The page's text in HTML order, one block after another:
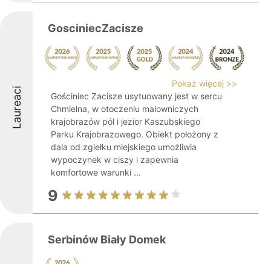
Laureaci
GosciniecZacisze
Pokaż więcej >>
Gościniec Zacisze usytuowany jest w sercu
Chmielna, w otoczeniu malowniczych
krajobrazów pól i jezior Kaszubskiego
Parku Krajobrazowego. Obiekt położony z
dala od zgiełku miejskiego umożliwia
wypoczynek w ciszy i zapewnia
komfortowe warunki ...
9
Serbinów Biały Domek